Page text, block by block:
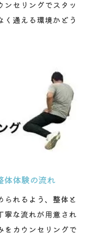
セリングでスタッ
く通える環境かどう
体体験の流れ
られるよう、整体と
寧な流れが用意され
をカウンセリングで